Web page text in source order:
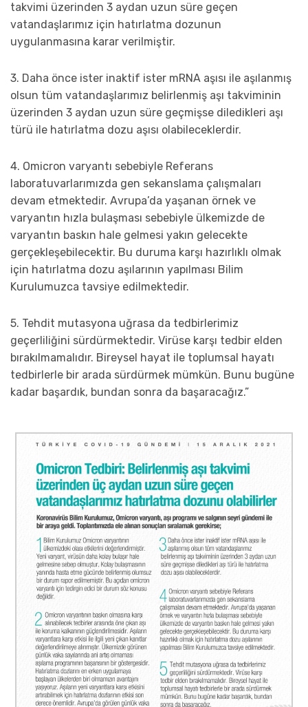
takvimi üzerinden 3 aydan uzun süre geçen
vatandaşlarımız için hatırlatma dozunun
uygulanmasına karar verilmiştir.
3. Daha önce ister inaktif ister mRNA aşısı ile aşılanmış
olsun tüm vatandaşlarımız belirlenmiş aşı takviminin
üzerinden 3 aydan uzun süre geçmişse diledikleri aşı
türü ile hatırlatma dozu aşısı olabileceklerdir.
4. Omicron varyantı sebebiyle Referans
laboratuvarlarımızda gen sekanslama çalışmaları
devam etmektedir. Avrupa’da yaşanan örnek ve
varyantın hızla bulaşması sebebiyle ülkemizde de
varyantın baskın hale gelmesi yakın gelecekte
gerçekleşebilecektir. Bu duruma karşı hazırlıklı olmak
için hatırlatma dozu aşılarının yapılması Bilim
Kurulumuzca tavsiye edilmektedir.
5. Tehdit mutasyona uğrasa da tedbirlerimiz
geçerliliğini sürdürmektedir. Virüse karşı tedbir elden
bırakılmamalıdır. Bireysel hayat ile toplumsal hayatı
tedbirlerle bir arada sürdürmek mümkün. Bunu bugüne
kadar başardık, bundan sonra da başaracağız.”